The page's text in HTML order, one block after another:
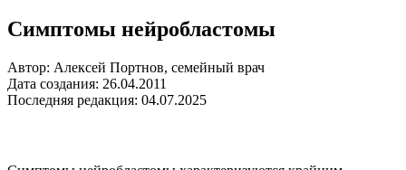
Симптомы нейробластомы
Автор: Алексей Портнов, семейный врач
Дата создания: 26.04.2011
Последняя редакция: 04.07.2025